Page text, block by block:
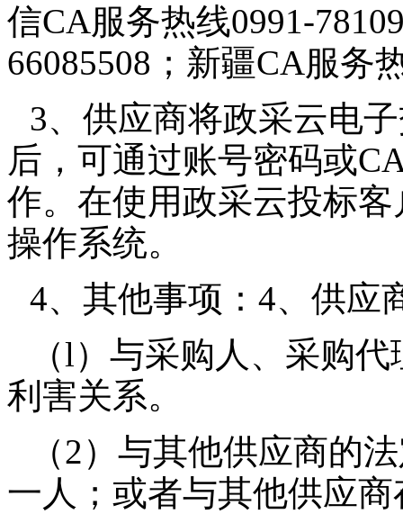
信CA服务热线0991-
66085508；新疆CA服务
3、供应商将政采云电
后，可通过账号密码或
作。在使用政采云投标
操作系统。
4、其他事项：4、供应
（l）与采购人、采购
利害关系。
（2）与其他供应商的
一人；或者与其他供应